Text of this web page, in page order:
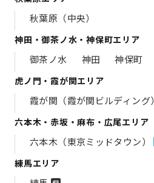
秋葉原（中央）
神田・御茶ノ水・神保町エリア
御茶ノ水 神田 神保町
虎ノ門・霞が関エリア
霞が関（霞が関ビルディング）
六本木・赤坂・麻布・広尾エリア
六本木（東京ミッドタウン）
練馬エリア